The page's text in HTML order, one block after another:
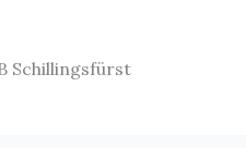
Schillingsfürst